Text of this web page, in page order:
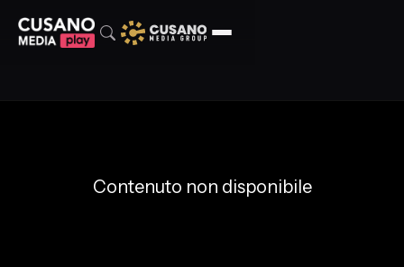
Contenuto non disponibile